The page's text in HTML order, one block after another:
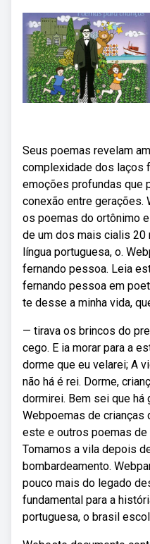
Seus poemas revelam
complexidade dos laços
emoções profundas que
conexão entre gerações.
os poemas do ortônimo
de um dos mais cialis 20
língua portuguesa, o.
fernando pessoa. Leia
fernando pessoa em
te desse a minha vida,
— tirava os brincos do
cego. E ia morar para a
dorme que eu velarei; A
não há é rei. Dorme,
dormirei. Bem sei que há
Webpoemas de crianças
este e outros poemas
Tomamos a vila depois
bombardeamento.
pouco mais do legado
fundamental para a
portuguesa, o brasil